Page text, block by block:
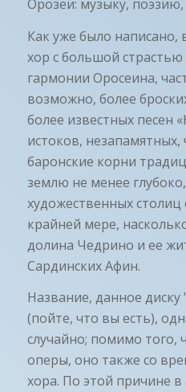
Орозеи: музыку, поэзию,
Как уже было написано,
хор с большой
гармонии Оросеина,
возможно, более
более известных песен
истоков,
баронские корни
землю не менее
художественных столиц
крайней мере,
долина Чедрино и ее
Сардинских Афин.
Название, данное диску
(пойте, что вы есть),
случайно; помимо того,
оперы, оно также со
хора. По этой причине